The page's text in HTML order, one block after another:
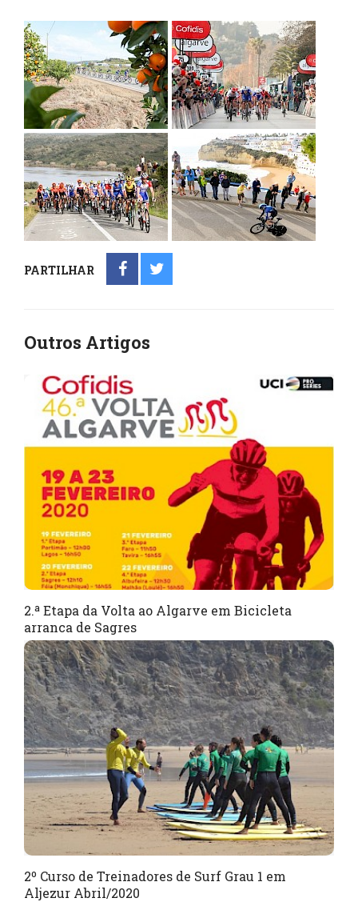
PARTILHAR
Outros Artigos
2.ª Etapa da Volta ao Algarve em Bicicleta
arranca de Sagres
2º Curso de Treinadores de Surf Grau 1 em
Aljezur Abril/2020